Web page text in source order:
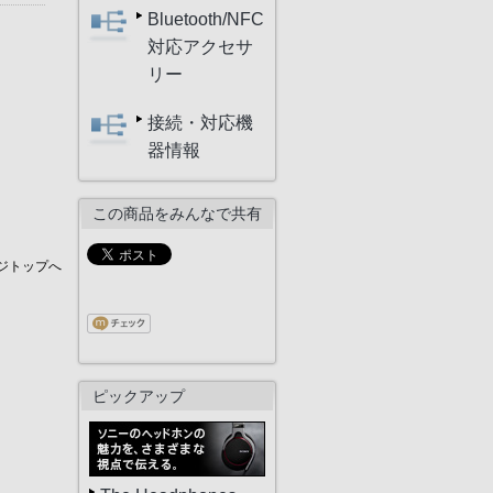
トップへ
Bluetooth/NFC
対応アクセサ
リー
接続・対応機
器情報
この商品をみんなで共有
ピックアップ